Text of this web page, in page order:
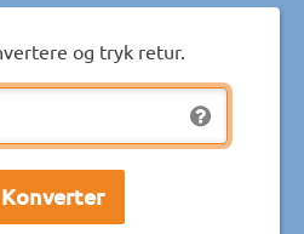
og tryk retur.